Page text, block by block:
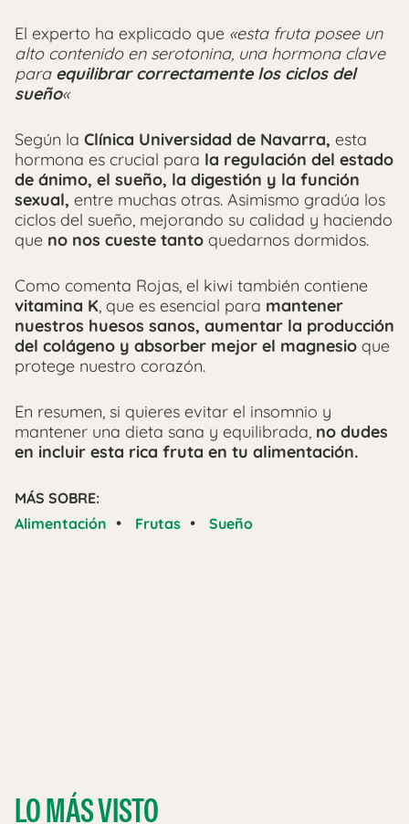
El experto ha explicado que «esta fruta posee un
alto contenido en serotonina, una hormona clave
para equilibrar correctamente los ciclos del
sueño«
Según la Clínica Universidad de Navarra, esta
hormona es crucial para la regulación del estado
de ánimo, el sueño, la digestión y la función
sexual, entre muchas otras. Asimismo gradúa los
ciclos del sueño, mejorando su calidad y haciendo
que no nos cueste tanto quedarnos dormidos.
Como comenta Rojas, el kiwi también contiene
vitamina K, que es esencial para mantener
nuestros huesos sanos, aumentar la producción
del colágeno y absorber mejor el magnesio que
protege nuestro corazón.
En resumen, si quieres evitar el insomnio y
mantener una dieta sana y equilibrada, no dudes
en incluir esta rica fruta en tu alimentación.
MÁS SOBRE:
Alimentación • Frutas • Sueño
LO MÁS VISTO